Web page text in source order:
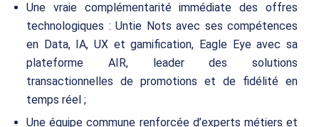
Une vraie complémentarité immédiate des offres
technologiques : Untie Nots avec ses compétences
en Data, IA, UX et gamification, Eagle Eye avec sa
plateforme AIR, leader des solutions
transactionnelles de promotions et de fidélité en
temps réel ;
Une équipe commune renforcée d’experts métiers et